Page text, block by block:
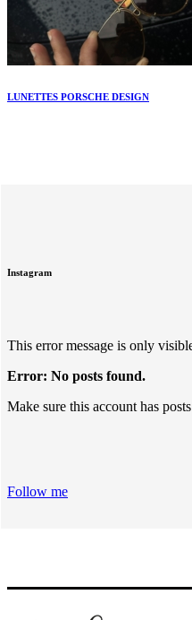
LUNETTES PORSCHE DESIGN
Instagram
This error message is only
Error: No posts found.
Make sure this account has
Follow me